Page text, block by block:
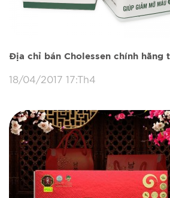
Địa chỉ bán Cholessen chính hãng
18/04/2017 17:Th4